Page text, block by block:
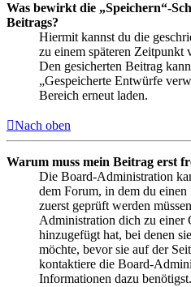
Was bewirkt die „Speichern“-
Beitrags?
Hiermit kannst du die
zu einem späteren Zeitpunkt
Den gesicherten Beitrag
„Gespeicherte Entwürfe
Bereich erneut laden.
Nach oben
Warum muss mein Beitrag erst
Die Board-Administration
dem Forum, in dem du
zuerst geprüft werden
Administration dich zu einer
hinzugefügt hat, bei denen
möchte, bevor sie auf der
kontaktiere die Board-
Informationen dazu benötigst.